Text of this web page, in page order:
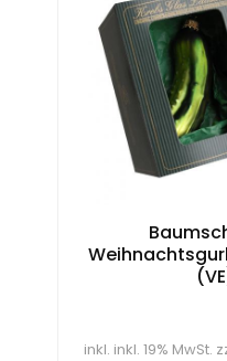
inkl. inkl. 19% MwSt.